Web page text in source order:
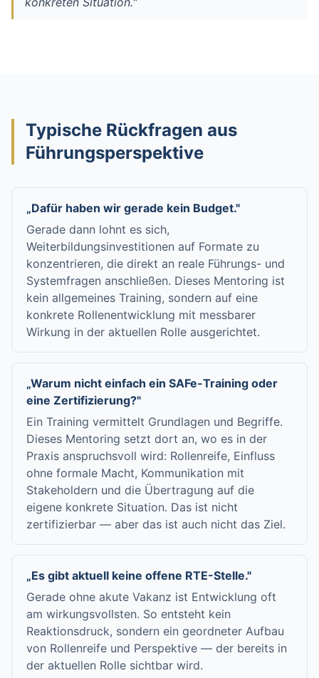
Typische Rückfragen aus
Führungsperspektive
„Dafür haben wir gerade kein Budget."
Gerade dann lohnt es sich,
Weiterbildungsinvestitionen auf Formate zu
konzentrieren, die direkt an reale Führungs- und
Systemfragen anschließen. Dieses Mentoring ist
kein allgemeines Training, sondern auf eine
konkrete Rollenentwicklung mit messbarer
Wirkung in der aktuellen Rolle ausgerichtet.
„Warum nicht einfach ein SAFe-Training oder
eine Zertifizierung?"
Ein Training vermittelt Grundlagen und Begriffe.
Dieses Mentoring setzt dort an, wo es in der
Praxis anspruchsvoll wird: Rollenreife, Einfluss
ohne formale Macht, Kommunikation mit
Stakeholdern und die Übertragung auf die
eigene konkrete Situation. Das ist nicht
zertifizierbar — aber das ist auch nicht das Ziel.
„Es gibt aktuell keine offene RTE-Stelle."
Gerade ohne akute Vakanz ist Entwicklung oft
am wirkungsvollsten. So entsteht kein
Reaktionsdruck, sondern ein geordneter Aufbau
von Rollenreife und Perspektive — der bereits in
der aktuellen Rolle sichtbar wird.